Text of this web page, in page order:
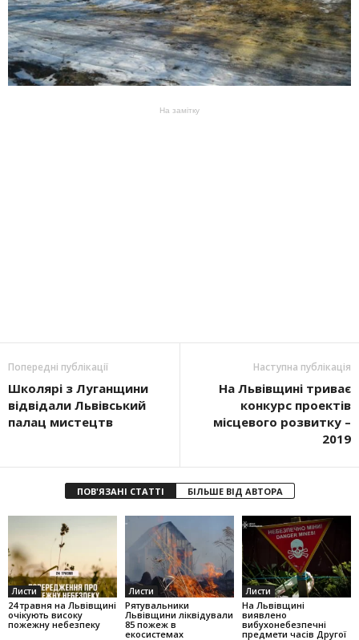
На замітку
Попередні публікації
Школярі з Луганщини
відвідали Львівський
палац мистецтв
Наступна публікація
На Львівщині триває
конкурс проектів
місцевого розвитку –
2019
ПОВ'ЯЗАНІ СТАТТІ БІЛЬШЕ ВІД АВТОРА
Листи
24 травня на Львівщині
очікують високу
пожежну небезпеку
Листи
Рятувальники
Львівщини ліквідували
85 пожеж в
екосистемах
Листи
На Львівщині
виявлено
вибухонебезпечні
предмети часів Другої